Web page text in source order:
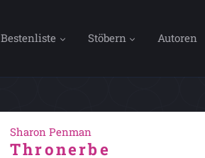
Bestenliste Stöbern Autoren
Sharon Penman
Thronerbe